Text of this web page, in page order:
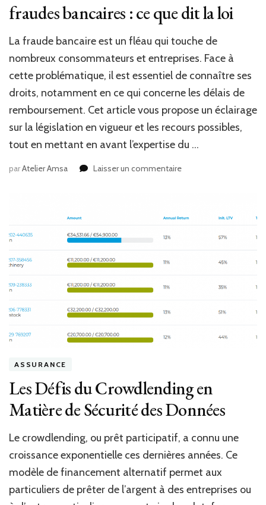
fraudes bancaires : ce que dit la loi
La fraude bancaire est un fléau qui touche de
nombreux consommateurs et entreprises. Face à
cette problématique, il est essentiel de connaître ses
droits, notamment en ce qui concerne les délais de
remboursement. Cet article vous propose un éclairage
sur la législation en vigueur et les recours possibles,
tout en mettant en avant l’expertise du …
parAtelier Amsa Laisser un commentairesur
des
ASSURANCE
Les Défis du Crowdlending en
Matière de Sécurité des Données
Le crowdlending, ou prêt participatif, a connu une
croissance exponentielle ces dernières années. Ce
modèle de financement alternatif permet aux
particuliers de prêter de l’argent à des entreprises ou